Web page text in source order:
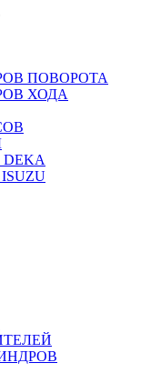
ПОВОРОТА
ХОДА